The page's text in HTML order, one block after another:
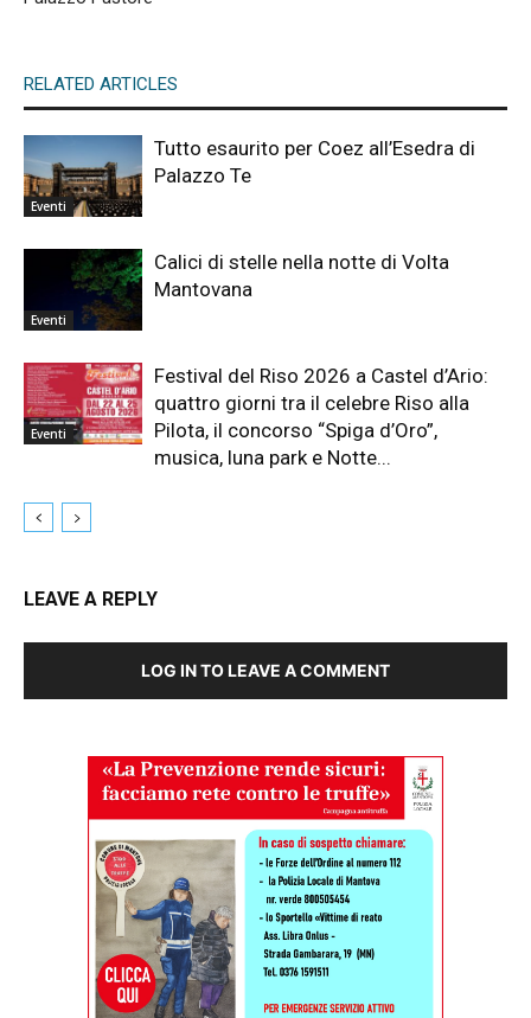
RELATED ARTICLES
Eventi
Tutto esaurito per Coez all’Esedra di
Palazzo Te
Eventi
Calici di stelle nella notte di Volta
Mantovana
Eventi
Festival del Riso 2026 a Castel d’Ario:
quattro giorni tra il celebre Riso alla
Pilota, il concorso “Spiga d’Oro”,
musica, luna park e Notte...
LEAVE A REPLY
LOG IN TO LEAVE A COMMENT